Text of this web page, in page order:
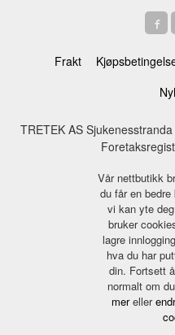
Frakt
TRETEK AS
Vår nettbutikk
du får en
vi kan yte
bruker
lagre
hva du har
din. Fortsett
normalt om
mereller